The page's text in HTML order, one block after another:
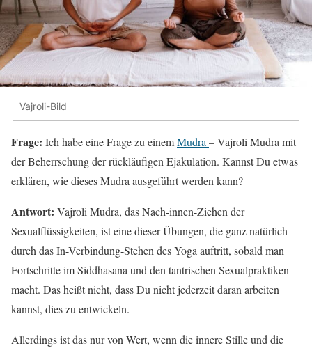
Vajroli-Bild
Frage: Ich habe eine Frage zu einemMudra– Vajroli Mudra mit
der Beherrschung der rückläufigen Ejakulation. Kannst Du etwas
erklären, wie dieses Mudra ausgeführt werden kann?
Antwort: Vajroli Mudra, das Nach-innen-Ziehen der
Sexualflüssigkeiten, ist eine dieser Übungen, die ganz natürlich
durch das In-Verbindung-Stehen des Yoga auftritt, sobald man
Fortschritte im Siddhasana und den tantrischen Sexualpraktiken
macht. Das heißt nicht, dass Du nicht jederzeit daran arbeiten
kannst, dies zu entwickeln.
Allerdings ist das nur von Wert, wenn die innere Stille und die